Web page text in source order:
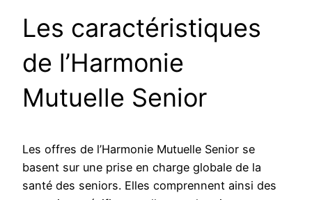
Les caractéristiques
de l’Harmonie
Mutuelle Senior
Les offres de l’Harmonie Mutuelle Senior se
basent sur une prise en charge globale de la
santé des seniors. Elles comprennent ainsi des